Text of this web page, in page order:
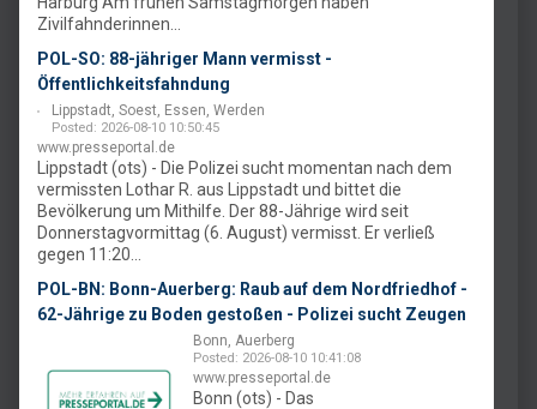
Zivilfahnderinnen...
POL-SO: 88-jähriger Mann vermisst -
Öffentlichkeitsfahndung
Lippstadt, Soest, Essen, Werden
Posted: 2026-08-10 10:50:45
www.presseportal.de
Lippstadt (ots) - Die Polizei sucht momentan nach dem
vermissten Lothar R. aus Lippstadt und bittet die
Bevölkerung um Mithilfe. Der 88-Jährige wird seit
Donnerstagvormittag (6. August) vermisst. Er verließ
gegen 11:20...
POL-BN: Bonn-Auerberg: Raub auf dem Nordfriedhof -
62-Jährige zu Boden gestoßen - Polizei sucht Zeugen
Bonn, Auerberg
Posted: 2026-08-10 10:41:08
www.presseportal.de
Bonn (ots) - Das